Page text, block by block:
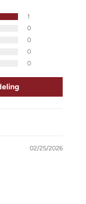
1
0
0
0
0
02/25/2026